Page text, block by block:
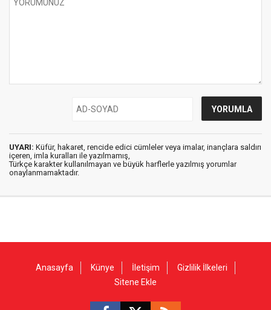
UYARI: Küfür, hakaret, rencide edici cümleler veya imalar, inançlara saldırı
içeren, imla kuralları ile yazılmamış,
Türkçe karakter kullanılmayan ve büyük harflerle yazılmış yorumlar
onaylanmamaktadır.
Anasayfa Künye İletişim
Gizlilik İlkeleri
Sitene Ekle